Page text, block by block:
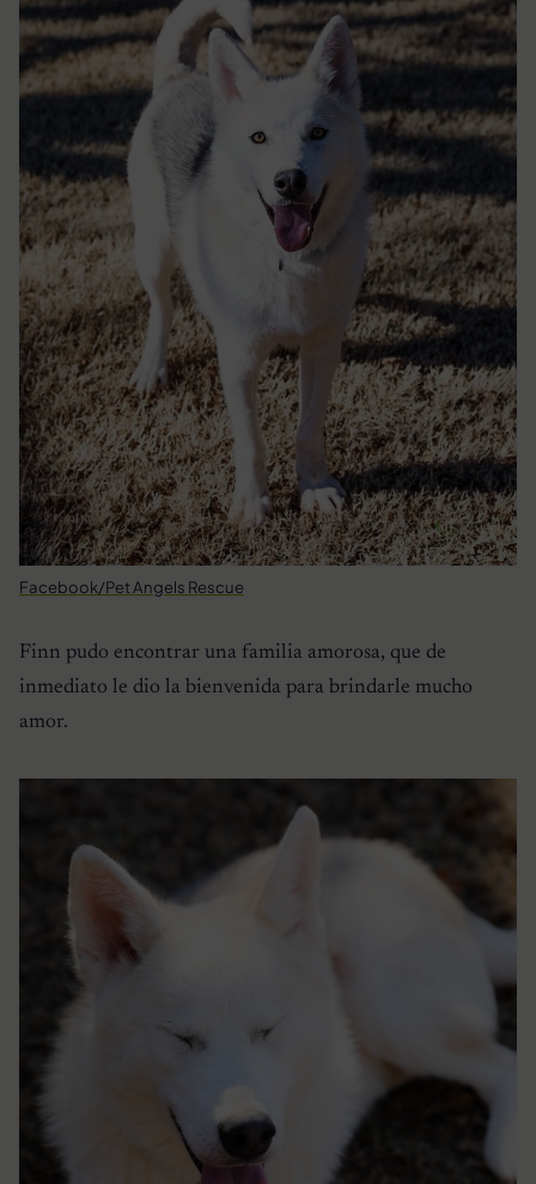
Facebook/Pet Angels Rescue
Finn pudo encontrar una familia amorosa, que de
inmediato le dio la bienvenida para brindarle mucho
amor.